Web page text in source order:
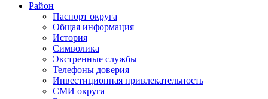
Район
Паспорт округа
Общая информация
История
Символика
Экстренные службы
Телефоны доверия
Инвестиционная привлекательность
СМИ округа